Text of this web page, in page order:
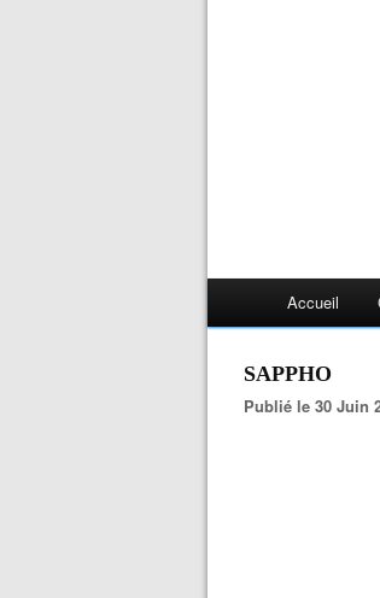
Accueil
SAPPHO
Publié le 30 Juin